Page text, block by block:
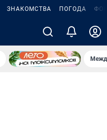
ЗНАКОМСТВА ПОГОДА